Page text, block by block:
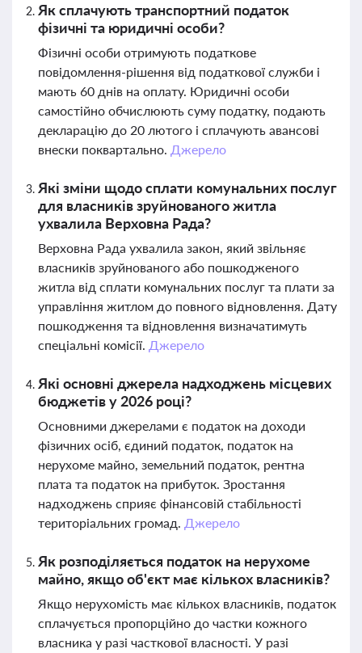
Як сплачують транспортний податок
фізичні та юридичні особи?
Фізичні особи отримують податкове
повідомлення-рішення від податкової служби і
мають 60 днів на оплату. Юридичні особи
самостійно обчислюють суму податку, подають
декларацію до 20 лютого і сплачують авансові
внески поквартально. Джерело
Які зміни щодо сплати комунальних послуг
для власників зруйнованого житла
ухвалила Верховна Рада?
Верховна Рада ухвалила закон, який звільняє
власників зруйнованого або пошкодженого
житла від сплати комунальних послуг та плати за
управління житлом до повного відновлення. Дату
пошкодження та відновлення визначатимуть
спеціальні комісії. Джерело
Які основні джерела надходжень місцевих
бюджетів у 2026 році?
Основними джерелами є податок на доходи
фізичних осіб, єдиний податок, податок на
нерухоме майно, земельний податок, рентна
плата та податок на прибуток. Зростання
надходжень сприяє фінансовій стабільності
територіальних громад. Джерело
Як розподіляється податок на нерухоме
майно, якщо об'єкт має кількох власників?
Якщо нерухомість має кількох власників, податок
сплачується пропорційно до частки кожного
власника у разі часткової власності. У разі